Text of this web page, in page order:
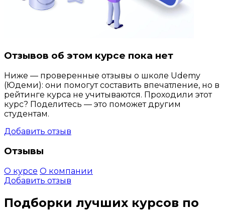
Отзывов об этом курсе пока нет
Ниже — проверенные отзывы о школе Udemy
(Юдеми): они помогут составить впечатление, но в
рейтинге курса не учитываются. Проходили этот
курс? Поделитесь — это поможет другим
студентам.
Добавить отзыв
Отзывы
О курсе О компании
Добавить отзыв
Подборки лучших курсов по